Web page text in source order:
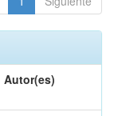
Autor(es)